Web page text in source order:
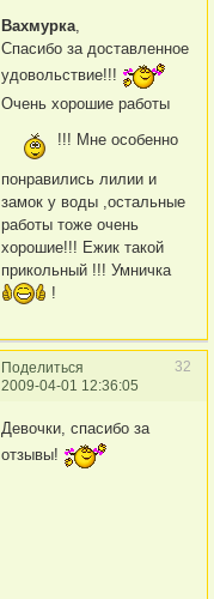
Вахмурка
Спасибо за доставленное
удовольствие!!!
Очень хорошие работы
!!! Мне особенно
понравились лилии и
замок у воды ,остальные
работы тоже очень
хорошие!!! Ежик такой
прикольный !!! Умничка
!
Поделиться
32
2009-04-01 12:36:05
Девочки, спасибо за
отзывы!